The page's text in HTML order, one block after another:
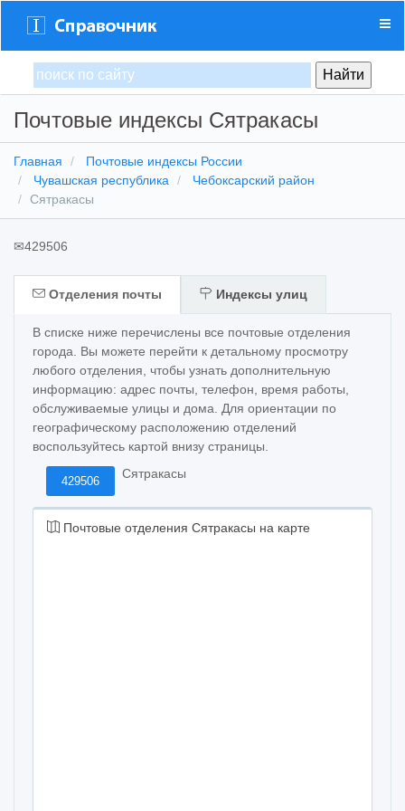
Почтовые индексы Сятракасы
Главная
Почтовые индексы России
Чувашская республика
Чебоксарский район
Сятракасы
✉429506
Отделения почты Индексы улиц
В списке ниже перечислены все почтовые отделения
города. Вы можете перейти к детальному просмотру
любого отделения, чтобы узнать дополнительную
информацию: адрес почты, телефон, время работы,
обслуживаемые улицы и дома. Для ориентации по
географическому расположению отделений
воспользуйтесь картой внизу страницы.
429506
Сятракасы
Почтовые отделения Сятракасы на карте